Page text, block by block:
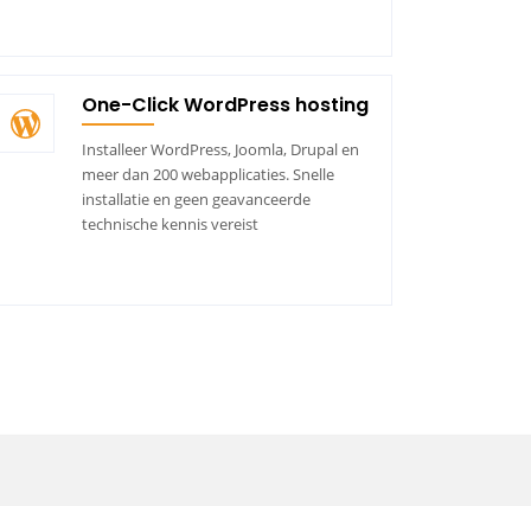
One-Click WordPress hosting
Installeer WordPress, Joomla, Drupal en
meer dan 200 webapplicaties. Snelle
installatie en geen geavanceerde
technische kennis vereist